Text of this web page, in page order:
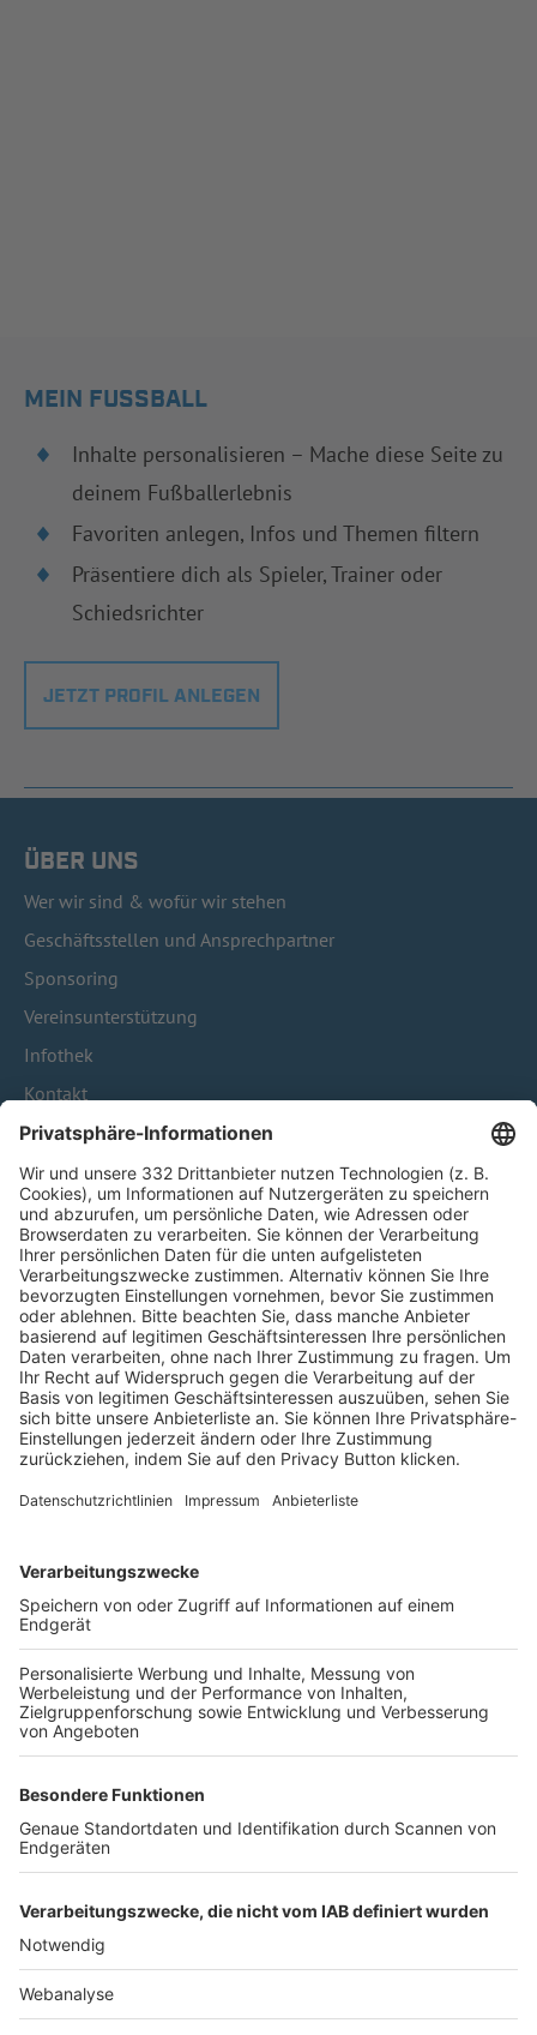
MEIN FUSSBALL
Inhalte personalisieren – Mache diese Seite zu
deinem Fußballerlebnis
Favoriten anlegen, Infos und Themen filtern
Präsentiere dich als Spieler, Trainer oder
Schiedsrichter
JETZT PROFIL ANLEGEN
ÜBER UNS
Wer wir sind & wofür wir stehen
Geschäftsstellen und Ansprechpartner
Sponsoring
Vereinsunterstützung
Infothek
Kontakt
HÄUFIG BESUCHTE SEITEN
Pässe und Vereinswechsel
Trainerausbildung
Schulungsangebot Vereinsmitarbeiter
BFV-Geschäftsstellen
Trainerbörse
Login SpielPlus
FOLGE DEM BFV
TOP-VEREINE
TOP-PARTNER
Nutzungsbedingungen Datenschutz Impressum